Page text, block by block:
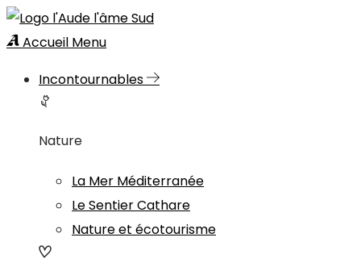
Accueil Menu
Incontournables
Nature
La Mer Méditerranée
Le Sentier Cathare
Nature et écotourisme